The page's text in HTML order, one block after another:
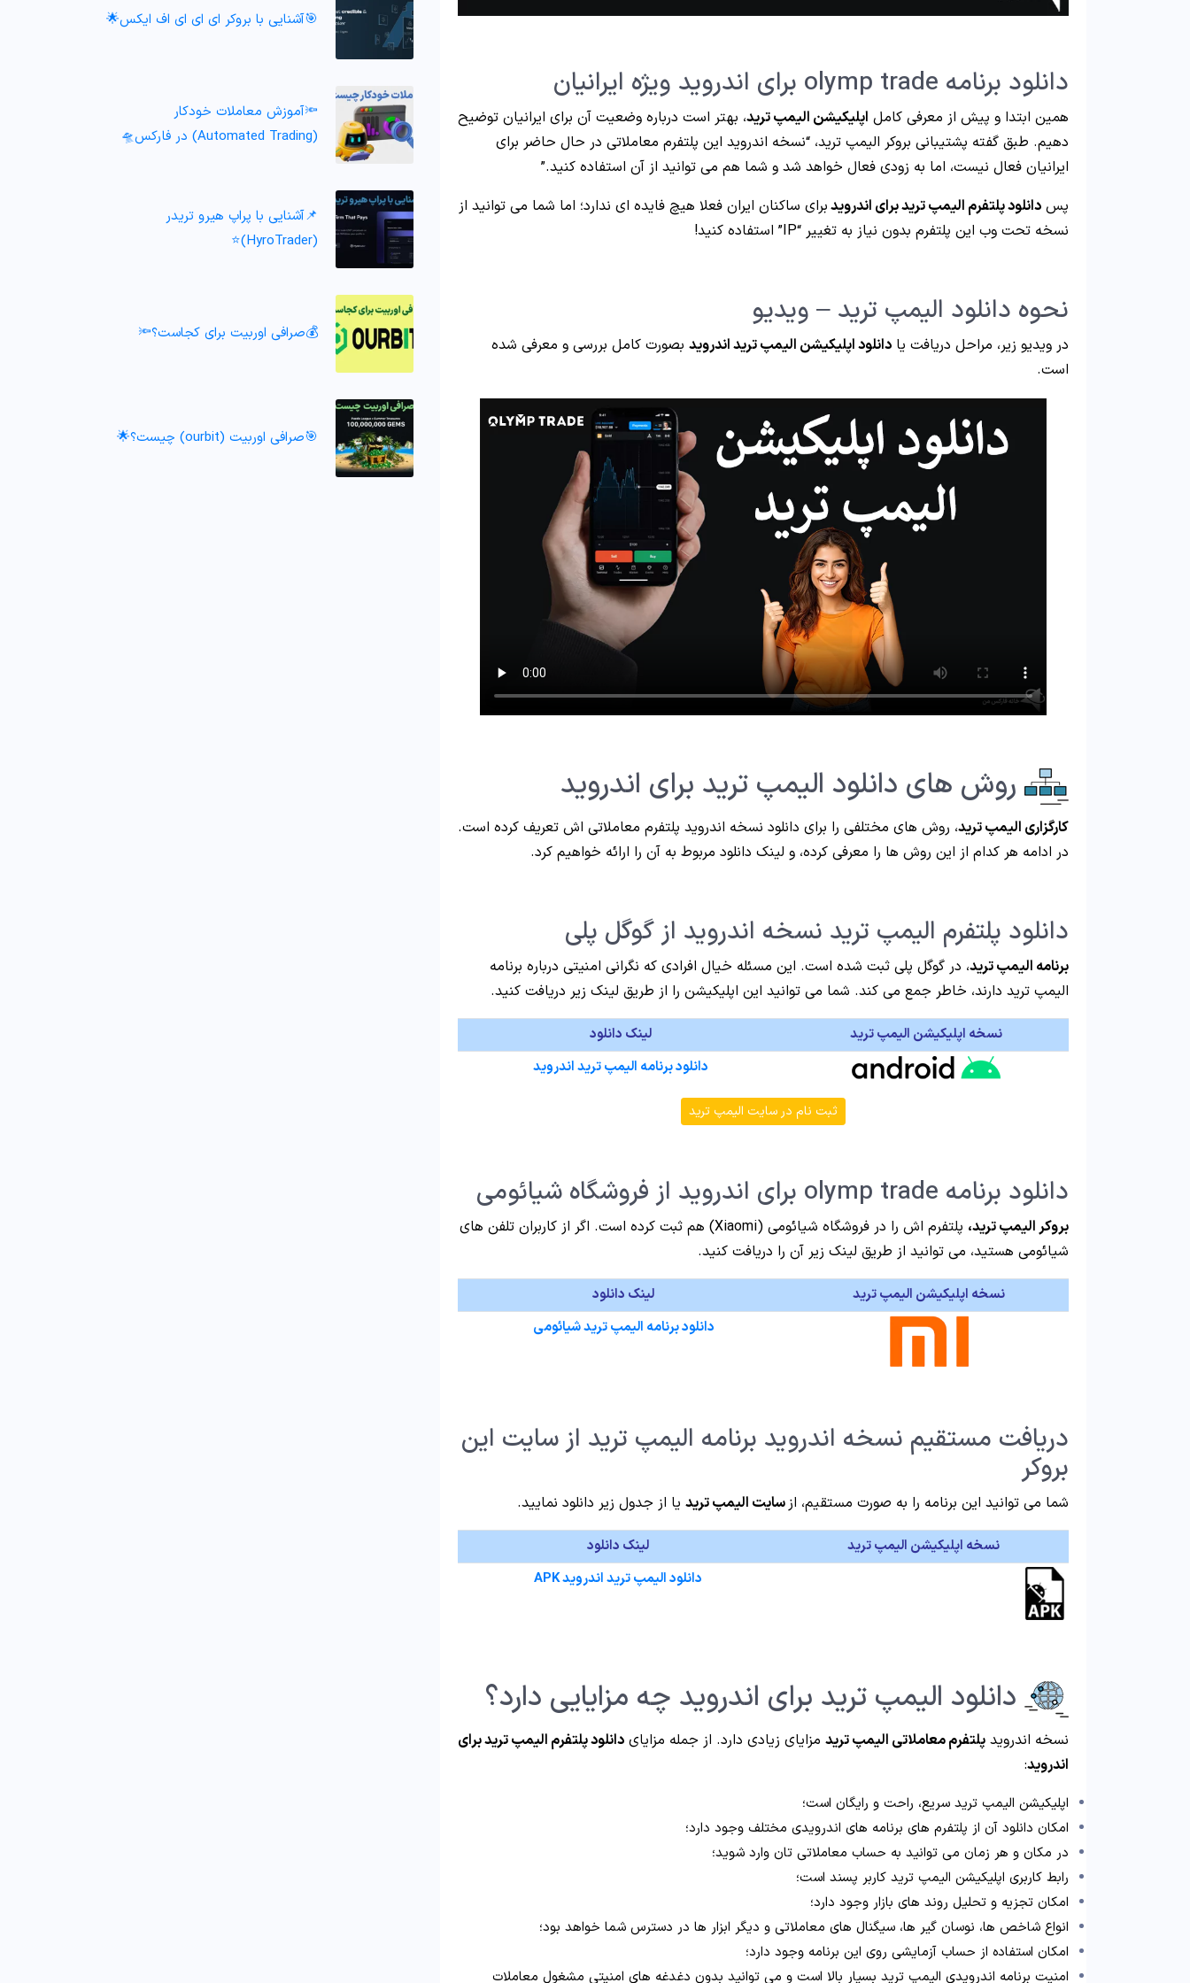
دانلود برنامه olymp trade برای اندروید ویژه ایرانیان
همین ابتدا و پیش از معرفی کامل اپلیکیشن الیمپ ترید، بهتر است درباره وضعیت آن برای ایرانیان توضیح
دهیم. طبق گفته پشتیبانی بروکر الیمپ ترید، “نسخه اندروید این پلتفرم معاملاتی در حال حاضر برای
ایرانیان فعال نیست، اما به زودی فعال خواهد شد و شما هم می توانید از آن استفاده کنید.”
پس دانلود پلتفرم الیمپ ترید برای اندرویدبرای ساکنان ایران فعلا هیچ فایده ای ندارد؛ اما شما می توانید از
نسخه تحت وب این پلتفرم بدون نیاز به تغییر “IP” استفاده کنید!
نحوه دانلود الیمپ ترید – ویدیو
در ویدیو زیر، مراحل دریافت یا دانلود اپلیکیشن الیمپ ترید اندروید بصورت کامل بررسی و معرفی شده
است.
روش های دانلود الیمپ ترید برای اندروید
کارگزاری الیمپ ترید، روش های مختلفی را برای دانلود نسخه اندروید پلتفرم معاملاتی اش تعریف کرده است.
در ادامه هر کدام از این روش ها را معرفی کرده، و لینک دانلود مربوط به آن را ارائه خواهیم کرد.
دانلود پلتفرم الیمپ ترید نسخه اندروید از گوگل پلی
برنامه الیمپ ترید، در گوگل پلی ثبت شده است. این مسئله خیال افرادی که نگرانی امنیتی درباره برنامه
الیمپ ترید دارند، خاطر جمع می کند. شما می توانید این اپلیکیشن را از طریق لینک زیر دریافت کنید.
نسخه اپلیکیشن الیمپ ترید
لینک دانلود
دانلود برنامه الیمپ ترید اندروید
ثبت نام در سایت الیمپ ترید
دانلود برنامه olymp trade برای اندروید از فروشگاه شیائومی
بروکر الیمپ ترید،
پلتفرم اش را در فروشگاه شیائومی (Xiaomi) هم ثبت کرده است. اگر از کاربران تلفن های
شیائومی هستید، می توانید از طریق لینک زیر آن را دریافت کنید.
نسخه اپلیکیشن الیمپ ترید
لینک دانلود
دانلود برنامه الیمپ ترید شیائومی
دریافت مستقیم نسخه اندروید برنامه الیمپ ترید از سایت این
بروکر
شما می توانید این برنامه را به صورت مستقیم، ازسایت الیمپ ترید یا از جدول زیر دانلود نمایید.
نسخه اپلیکیشن الیمپ ترید
لینک دانلود
دانلود الیمپ ترید اندروید APK
دانلود الیمپ ترید برای اندروید چه مزایایی دارد؟
نسخه اندروید پلتفرم معاملاتی الیمپ ترید مزایای زیادی دارد. از جمله مزایای دانلود پلتفرم الیمپ ترید برای
اندروید:
اپلیکیشن الیمپ ترید سریع، راحت و رایگان است؛
امکان دانلود آن از پلتفرم های برنامه های اندرویدی مختلف وجود دارد؛
در مکان و هر زمان می توانید به حساب معاملاتی تان وارد شوید؛
رابط کاربری اپلیکیشن الیمپ ترید کاربر پسند است؛
امکان تجزیه و تحلیل روند های بازار وجود دارد؛
انواع شاخص ها، نوسان گیر ها، سیگنال های معاملاتی و دیگر ابزار ها در دسترس شما خواهد بود؛
امکان استفاده از حساب آزمایشی روی این برنامه وجود دارد؛
امنیت برنامه اندرویدی الیمپ ترید بسیار بالا است و می توانید بدون دغدغه های امنیتی مشغول معاملات
🎯آشنایی با بروکر ای ای ای اف ایکس🌟
🔦آموزش معاملات خودکار
(Automated Trading) در فارکس🛸
📌آشنایی با پراپ هیرو تریدر
(HyroTrader)⭐️
💰صرافی اوربیت برای کجاست؟🔦
🎯صرافی اوربیت (ourbit) چیست؟🌟